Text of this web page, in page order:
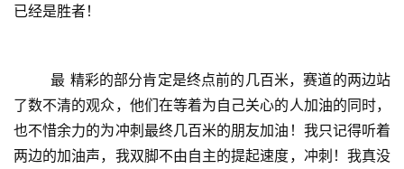
已经是胜者！
最 精彩的部分肯定是终点前的几百米，赛道的两边站
了数不清的观众，他们在等着为自己关心的人加油的同时，
也不惜余力的为冲刺最终几百米的朋友加油！我只记得听着
两边的加油声，我双脚不由自主的提起速度，冲刺！我真没